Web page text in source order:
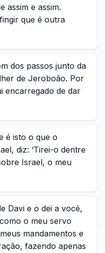
assim e assim.
que é outra
dos passos junto da
de Jeroboão. Por
encarregado de dar
é isto o que o
diz: ‘Tirei-o dentre
Israel, o meu
Davi e o dei a você,
o meu servo
mandamentos e
fazendo apenas